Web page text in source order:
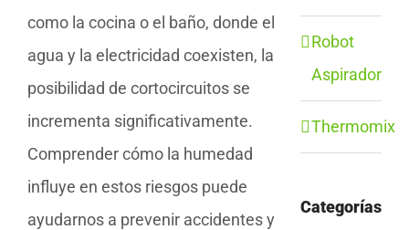
como la cocina o el baño, donde el
agua y la electricidad coexisten, la
posibilidad de cortocircuitos se
incrementa significativamente.
Comprender cómo la humedad
influye en estos riesgos puede
ayudarnos a prevenir accidentes y
Robot
Aspirador
Thermomix
Categorías